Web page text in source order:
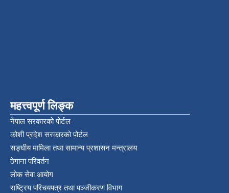
महत्त्वपूर्ण लिङ्क
नेपाल सरकारको पोर्टल
कोशी प्रदेश सरकारको पोर्टल
सङ्‍घीय मामिला तथा सामान्य प्रशासन मन्त्रालय
ठेगाना परिवर्तन
लोक सेवा आयोग
राष्ट्रिय परिचयपत्र तथा पञ्‍जीकरण विभाग